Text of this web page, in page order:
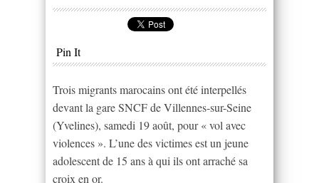
Pin It
Trois migrants marocains ont été interpellés
devant la gare SNCF de Villennes-sur-Seine
(Yvelines), samedi 19 août, pour « vol avec
violences ». L’une des victimes est un jeune
adolescent de 15 ans à qui ils ont arraché sa
croix en or.